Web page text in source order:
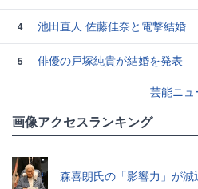
4 池田直人 佐藤佳奈と電撃結婚
5
俳優の戸塚純貴が結婚を発表
芸能ニュ
画像アクセスランキング
森喜朗氏の「影響力」が減